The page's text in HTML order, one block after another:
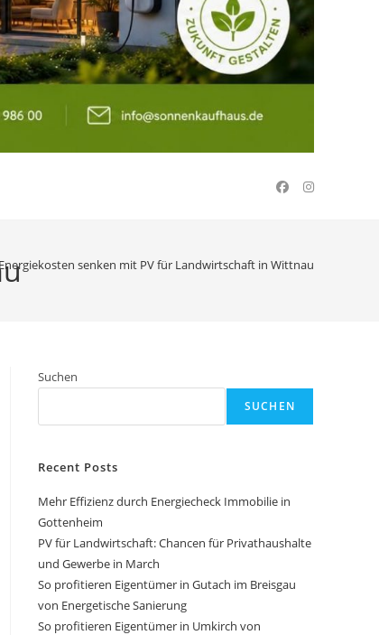
senken mit PV für Landwirtschaft in Wittnau
Suchen
SUCHEN
Recent Posts
Mehr Effizienz durch Energiecheck Immobilie in
Gottenheim
PV für Landwirtschaft: Chancen für Privathaushalte
und Gewerbe in March
So profitieren Eigentümer in Gutach im Breisgau
von Energetische Sanierung
So profitieren Eigentümer in Umkirch von